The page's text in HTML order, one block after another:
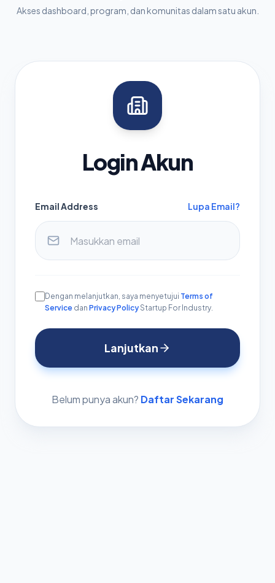
Akses dashboard, program, dan komunitas dalam satu akun.
Login Akun
Email Address Lupa Email?
Dengan melanjutkan, saya menyetujui Terms of
Service dan Privacy PolicyStartup For Industry.
Lanjutkan
Belum punya akun? Daftar Sekarang